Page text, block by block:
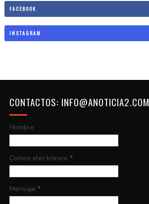
FACEBOOK
INSTAGRAM
CONTACTOS: INFO@ANOTICIA2.COM
Nombre
Correo electrónico *
Mensaje *